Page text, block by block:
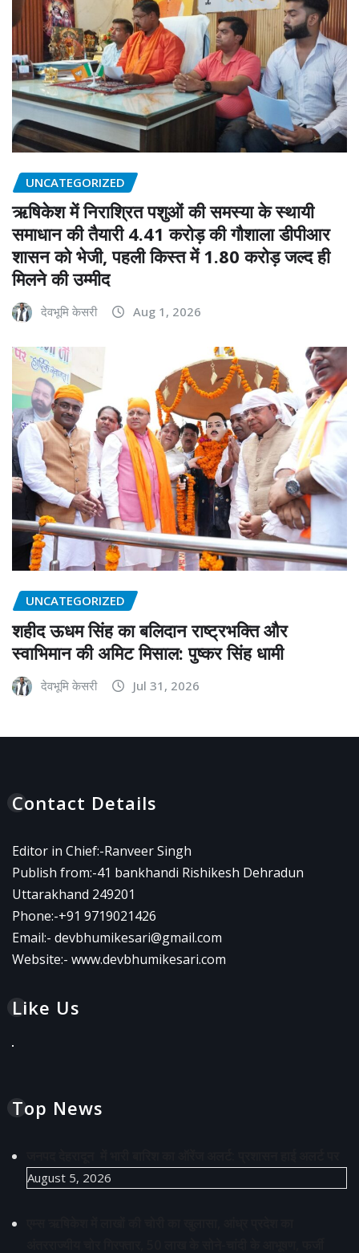
UNCATEGORIZED
ऋषिकेश में निराश्रित पशुओं की समस्या के स्थायी
समाधान की तैयारी 4.41 करोड़ की गौशाला डीपीआर
शासन को भेजी, पहली किस्त में 1.80 करोड़ जल्द ही
मिलने की उम्मीद
देवभूमि केसरी Aug 1, 2026
UNCATEGORIZED
शहीद ऊधम सिंह का बलिदान राष्ट्रभक्ति और
स्वाभिमान की अमिट मिसाल: पुष्कर सिंह धामी
देवभूमि केसरी Jul 31, 2026
Contact Details
Editor in Chief:-Ranveer Singh
Publish from:-41 bankhandi Rishikesh Dehradun
Uttarakhand 249201
Phone:-+91 9719021426
Email:- devbhumikesari@gmail.com
Website:- www.devbhumikesari.com
Like Us
Top News
August 5, 2026